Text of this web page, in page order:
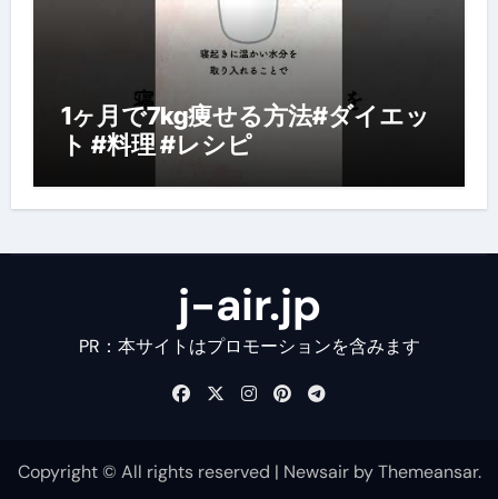
1ヶ月で7kg痩せる方法#ダイエッ
ト #料理 #レシピ
j-air.jp
PR：本サイトはプロモーションを含みます
Copyright © All rights reserved | NewsairbyThemeansar.